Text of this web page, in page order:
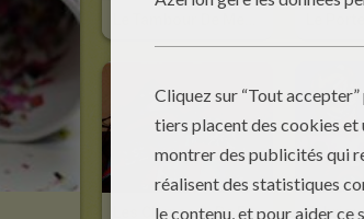
Les Chapeaux De Fête !